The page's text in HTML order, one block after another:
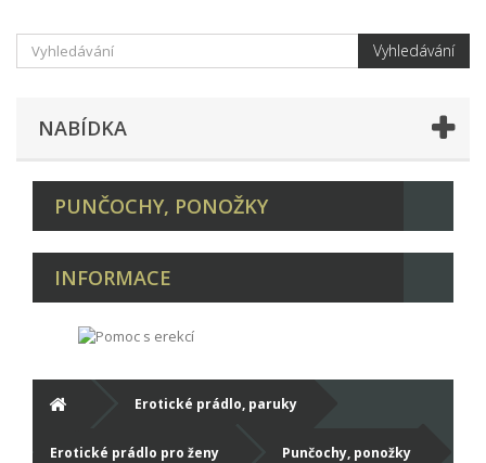
Vyhledávání
NABÍDKA
PUNČOCHY, PONOŽKY
INFORMACE
Erotické prádlo, paruky
Erotické prádlo pro ženy
Punčochy, ponožky